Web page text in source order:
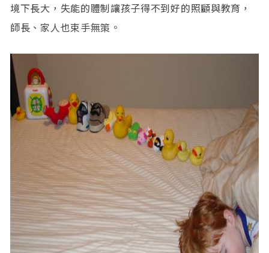
境下長大，失能的體制讓孩子得不到好的照顧與教育，
師長、家人也束手無策。